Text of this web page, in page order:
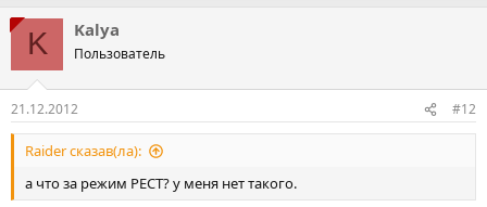
K Kalya
Пользователь
21.12.2012 #12
Raider сказав(ла):
а что за режим РЕСТ? у меня нет такого.